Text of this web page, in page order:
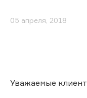
05 апреля, 2018
Уважаемые